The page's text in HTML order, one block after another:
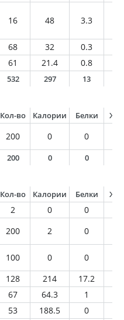
16 48 3.3
68 32 0.3
61 21.4 0.8
532 297 13
Кол-во Калории Белки
200 0 0
200 0 0
Кол-во Калории Белки
2 0 0
200 2 0
100 0 0
128 214 17.2
67 64.3 1
53 188.5 0